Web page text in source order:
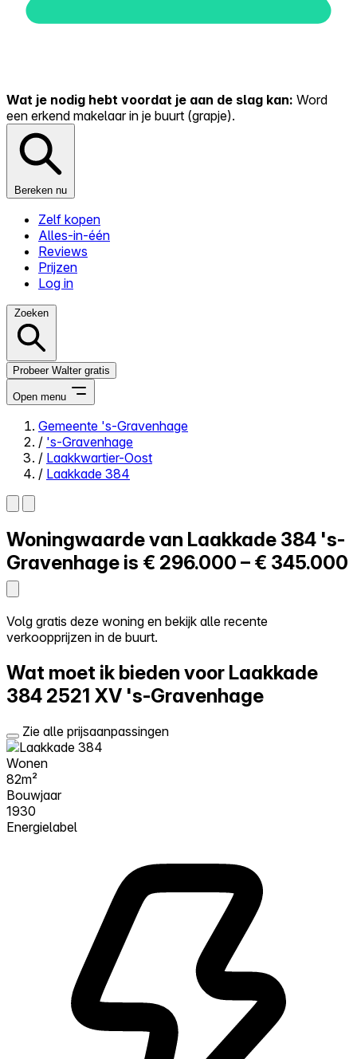
Wat je nodig hebt voordat je aan de slag kan: Word
een erkend makelaar in je buurt (grapje).
Bereken nu
Zelf kopen
Alles-in-één
Reviews
Prijzen
Log in
Zoeken
Probeer Walter gratis
Open menu
Close menu
Zelf kopen
Alles-in-één
Reviews
Log in
Probeer Walter gratis
Gemeente 's-Gravenhage
/ 's-Gravenhage
/ Laakkwartier-Oost
/ Laakkade 384
Woningwaarde van Laakkade 384 's-
Gravenhage is € 296.000 – € 345.000
Volg gratis deze woning en bekijk alle recente
verkoopprijzen in de buurt.
Wat moet ik bieden voor Laakkade
384 2521 XV 's-Gravenhage
Zie alle prijsaanpassingen
Wonen
82m²
Bouwjaar
1930
Energielabel